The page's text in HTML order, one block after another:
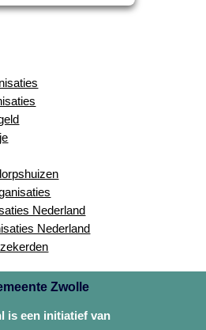
Nederland
Nederland
Zwolle
is een initiatief van